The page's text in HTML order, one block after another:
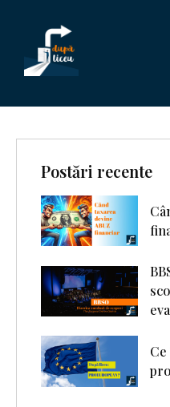
Postări recente